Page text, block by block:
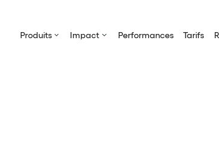
Produits Impact Performances Tarifs